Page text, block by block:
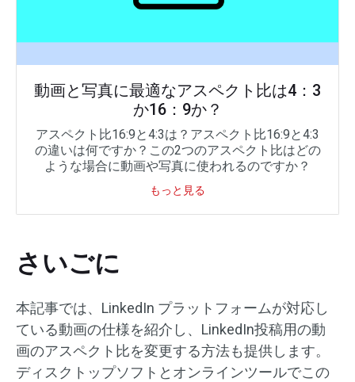
動画と写真に最適なアスペクト比は4：3
か16：9か？
アスペクト比16:9と4:3は？アスペクト比16:9と4:3
の違いは何ですか？この2つのアスペクト比はどの
ような場合に動画や写真に使われるのですか？
もっと見る
さいごに
本記事では、LinkedIn プラットフォームが対応し
ている動画の仕様を紹介し、LinkedIn投稿用の動
画のアスペクト比を変更する方法も提供します。
ディスクトップソフトとオンラインツールでこの